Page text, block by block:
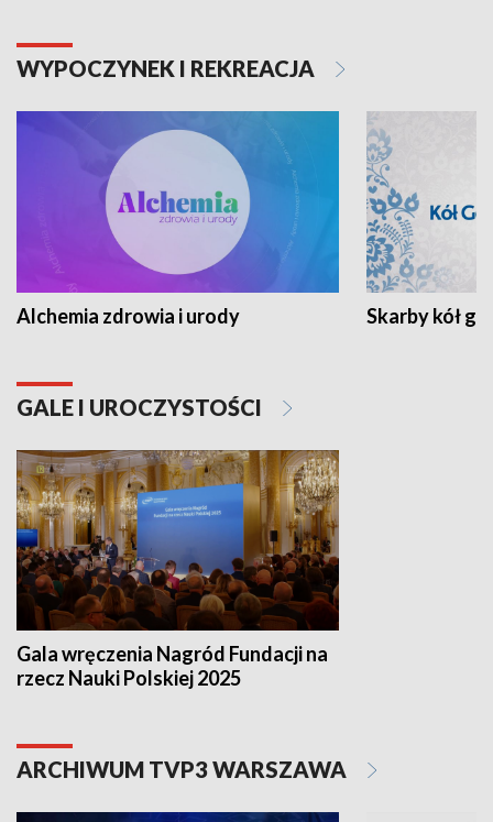
WYPOCZYNEK I REKREACJA
Alchemia zdrowia i urody Skarby kół
GALE I UROCZYSTOŚCI
Gala wręczenia Nagród Fundacji na
rzecz Nauki Polskiej 2025
ARCHIWUM TVP3 WARSZAWA